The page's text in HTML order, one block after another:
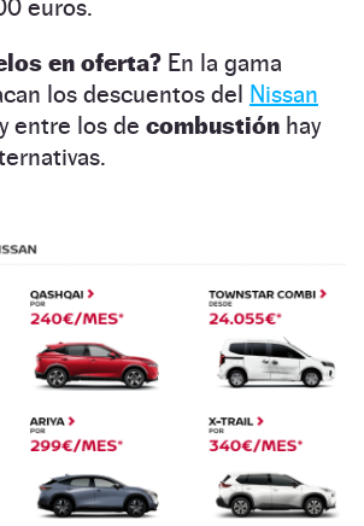
euros.
en oferta? En la gama
los descuentos del Nissan
entre los de combustión hay